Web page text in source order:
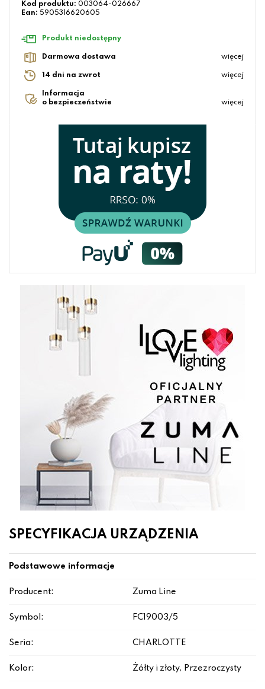
Kod produktu: 003064-026667
Ean: 5905316620605
Produkt niedostępny
Darmowa dostawa więcej
14 dni na zwrot więcej
Informacja
o bezpieczeństwie
więcej
SPECYFIKACJA URZĄDZENIA
Podstawowe informacje
Producent: Zuma Line
Symbol: FC19003/5
Seria: CHARLOTTE
Kolor: Żółty i złoty, Przezroczysty